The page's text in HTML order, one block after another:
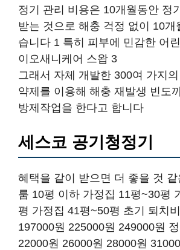
정기 관리 비용은 10개월동안 정
받는 것으로 해충 걱정 없이 10개
습니다 1 특히 피부에 민감한 어
이오새니케어 스왑 3
그래서 자체 개발한 300여 가지
약제를 이용해 해충 재발생 빈도
방제작업을 한다고 합니다
세스코 공기청정기
혜택을 같이 받으면 더 좋을 것 같
룸 10평 이하 가정집 11평~30평
평 가정집 41평~50평 초기 퇴치
197000원 225000원 249000원
22000원 26000원 28000원